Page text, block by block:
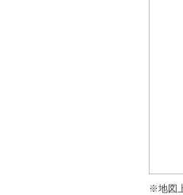
※地図